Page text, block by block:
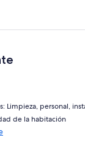
Limpieza, personal,
de la habitación